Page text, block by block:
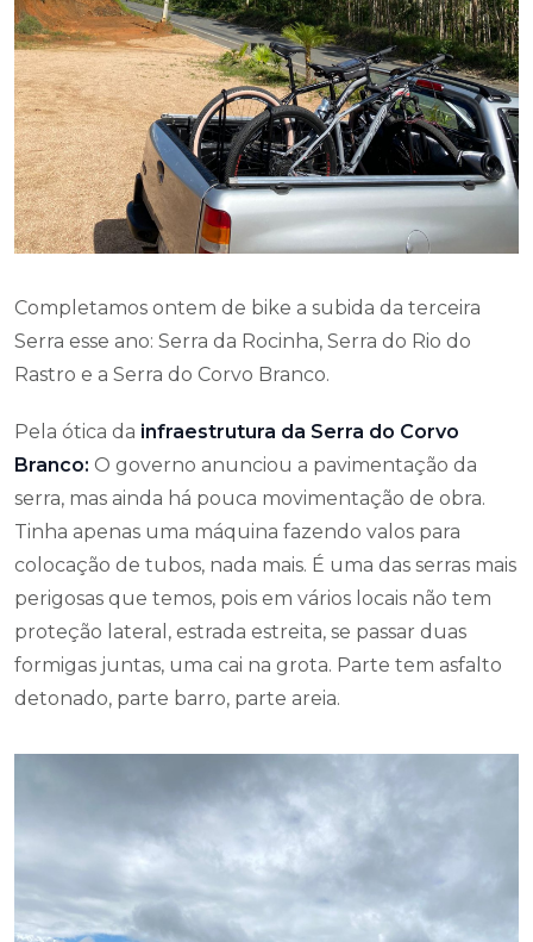
Completamos ontem de bike a subida da terceira
Serra esse ano: Serra da Rocinha, Serra do Rio do
Rastro e a Serra do Corvo Branco.
Pela ótica da infraestrutura da Serra do Corvo
Branco: O governo anunciou a pavimentação da
serra, mas ainda há pouca movimentação de obra.
Tinha apenas uma máquina fazendo valos para
colocação de tubos, nada mais. É uma das serras mais
perigosas que temos, pois em vários locais não tem
proteção lateral, estrada estreita, se passar duas
formigas juntas, uma cai na grota. Parte tem asfalto
detonado, parte barro, parte areia.